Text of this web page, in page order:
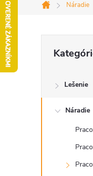
Domov
Náradie
č
kategórie
Lešenie
Náradie